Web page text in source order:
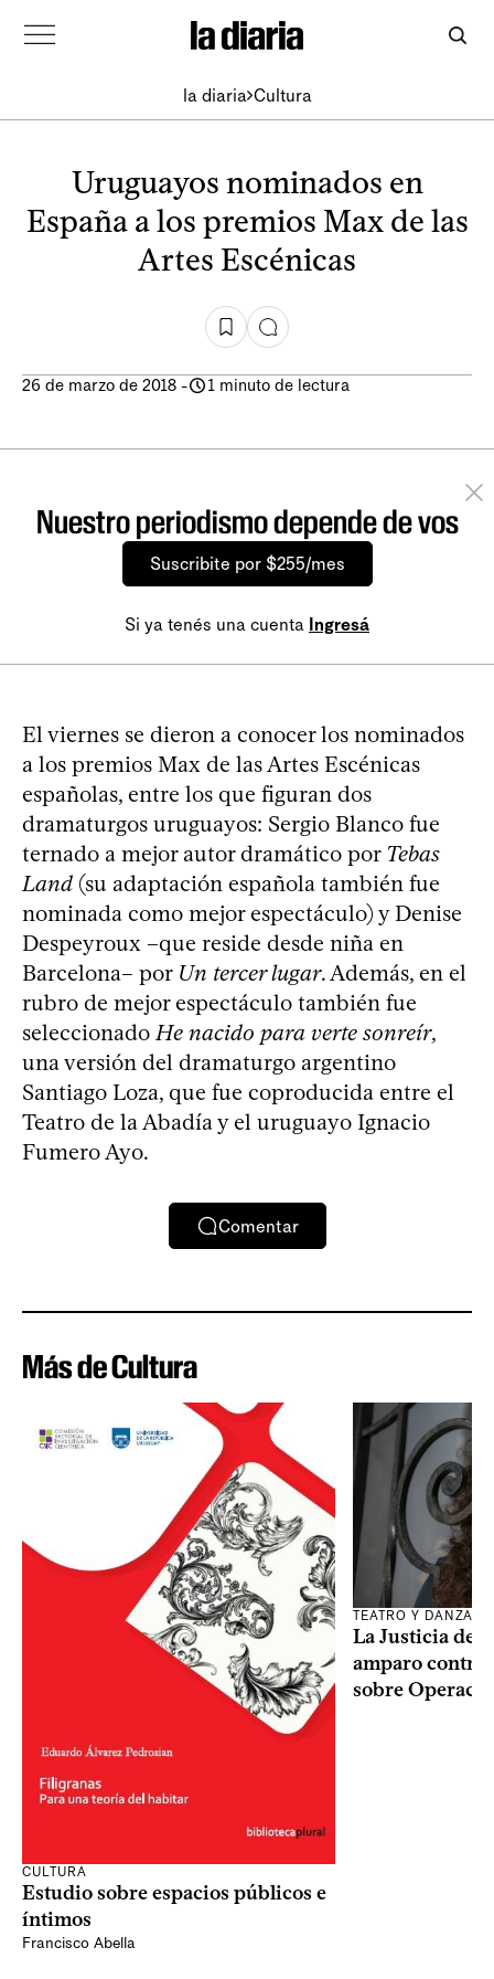
la diaria Cultura
Uruguayos nominados en
España a los premios Max de las
Artes Escénicas
26 de marzo de 2018 - 1 minuto de lectura
Nuestro periodismo depende de vos
Suscribite por $255/mes
Si ya tenés una cuenta Ingresá
El viernes se dieron a conocer los nominados
a los premios Max de las Artes Escénicas
españolas, entre los que figuran dos
dramaturgos uruguayos: Sergio Blanco fue
ternado a mejor autor dramático por Tebas
Land (su adaptación española también fue
nominada como mejor espectáculo) y Denise
Despeyroux –que reside desde niña en
Barcelona– por Un tercer lugar. Además, en el
rubro de mejor espectáculo también fue
seleccionadoHe nacido para verte sonreír,
una versión del dramaturgo argentino
Santiago Loza, que fue coproducida entre el
Teatro de la Abadía y el uruguayo Ignacio
Fumero Ayo.
Comentar
Más de Cultura
CULTURA
Estudio sobre espacios públicos e
íntimos
Francisco Abella
TEATRO Y DANZA
La Justicia
amparo contra
sobre